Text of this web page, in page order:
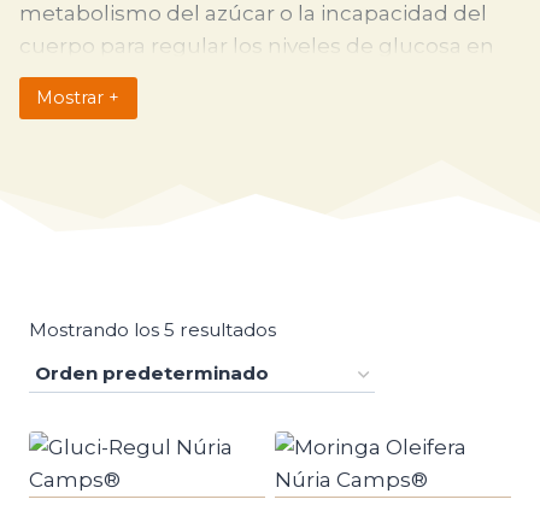
metabolismo del azúcar o la incapacidad del
cuerpo para regular los niveles de glucosa en
sangre de forma adecuada. Estas condiciones
pueden incluir diabetes tipo 1, diabetes tipo 2 y
insulina del páncreas. Este tipo de diabetes
requiere administración diaria de insulina
para controlar los niveles de glucosa en
Diabetes tipo 2:Es una condición en la que
el cuerpo desarrolla resistencia a la insulina
Mostrar +
Mostrando los 5 resultados